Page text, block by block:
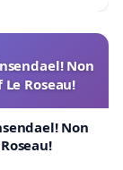
Non
Roseau!
Non